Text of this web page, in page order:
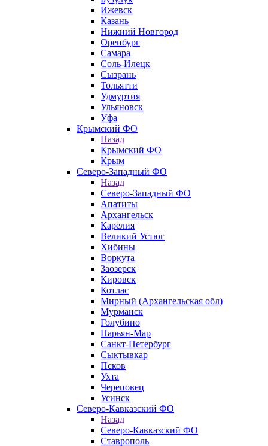
Ижевск
Казань
Нижний Новгород
Оренбург
Самара
Соль-Илецк
Сызрань
Тольятти
Удмуртия
Ульяновск
Уфа
Крымский ФО
Назад
Крымский ФО
Крым
Северо-Западный ФО
Назад
Северо-Западный ФО
Апатиты
Архангельск
Карелия
Великий Устюг
Хибины
Воркута
Заозерск
Кировск
Котлас
Мирный (Архангельская обл)
Мурманск
Голубино
Нарьян-Мар
Санкт-Петербург
Сыктывкар
Псков
Ухта
Череповец
Усинск
Северо-Кавказский ФО
Назад
Северо-Кавказский ФО
Ставрополь